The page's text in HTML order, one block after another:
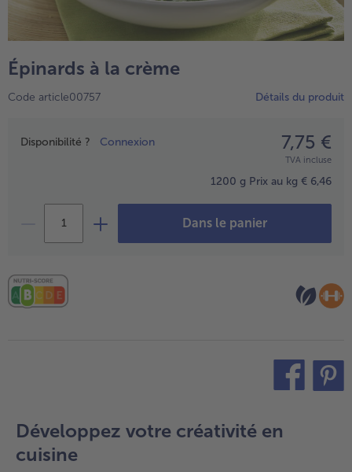
TousPlats cuisinés
Boulangerie & Pâtisserie
TousBoulangerie & Pâtisserie
TousEntrées, Apéritifs & Snacks
Produits non surgelés
TousProduits non surgelés
Épinards à la crème
Code article00757 Détails du produit
Prix
Disponibilité ? Connexion 7,75 €
TVA incluse
1200 g Prix au kg € 6,46
Dans le panier
Développez votre créativité en
cuisine